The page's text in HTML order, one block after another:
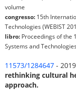
volume
congresso: 15th
Technologies (WEBIST
libro: Proceedings of the
Systems and
11573/1284647 -
rethinking cultural
approach.